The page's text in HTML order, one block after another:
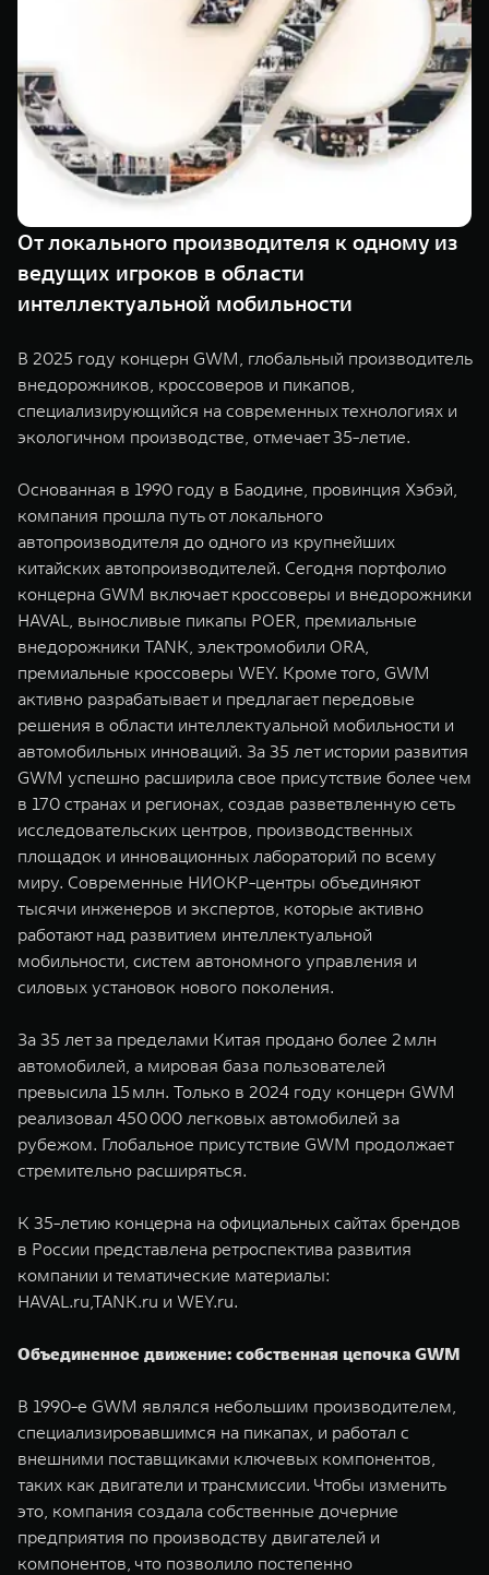
TANK 500
Веди за собой
от 6 499 000 ₽
TANK 700
Сила
WEY 07
от 6 149 000 ₽ от 5 699
WEY 80
от 6 449 000 ₽
WEY 80
TANK ФИНАНСЫ
TANK Кредит
TANK Лизинг
TANK Страхование
Моторные масла
ЦИФРОВЫЕ СЕРВИСЫ TANK
Цифровые сервисы TANK
Подписки
От локального производителя к одному из
ведущих игроков в области
интеллектуальной мобильности
В 2025 году концерн GWM, глобальный производитель
внедорожников, кроссоверов и пикапов,
специализирующийся на современных технологиях и
экологичном производстве, отмечает 35-летие.
Основанная в 1990 году в Баодине, провинция Хэбэй,
компания прошла путь от локального
автопроизводителя до одного из крупнейших
китайских автопроизводителей. Сегодня портфолио
концерна GWM включает кроссоверы и внедорожники
HAVAL, выносливые пикапы POER, премиальные
внедорожники TANK, электромобили ORA,
премиальные кроссоверы WEY. Кроме того, GWM
активно разрабатывает и предлагает передовые
решения в области интеллектуальной мобильности и
автомобильных инноваций. За 35 лет истории развития
GWM успешно расширила свое присутствие более чем
в 170 странах и регионах, создав разветвленную сеть
исследовательских центров, производственных
площадок и инновационных лабораторий по всему
миру. Современные НИОКР-центры объединяют
тысячи инженеров и экспертов, которые активно
работают над развитием интеллектуальной
мобильности, систем автономного управления и
силовых установок нового поколения.
За 35 лет за пределами Китая продано более 2 млн
автомобилей, а мировая база пользователей
превысила 15 млн. Только в 2024 году концерн GWM
реализовал 450 000 легковых автомобилей за
рубежом. Глобальное присутствие GWM продолжает
стремительно расширяться.
К 35-летию концерна на официальных сайтах брендов
в России представлена ретроспектива развития
компании и тематические материалы:
HAVAL.ru,TANK.ru и WEY.ru.
Объединенное движение: собственная цепочка GWM
В 1990-е GWM являлся небольшим производителем,
специализировавшимся на пикапах, и работал с
внешними поставщиками ключевых компонентов,
таких как двигатели и трансмиссии. Чтобы изменить
это, компания создала собственные дочерние
предприятия по производству двигателей и
компонентов, что позволило постепенно